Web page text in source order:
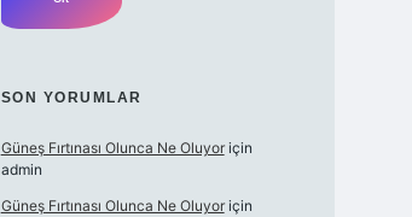
SON YORUMLAR
Güneş Fırtınası Olunca Ne Oluyoriçin
admin
Güneş Fırtınası Olunca Ne Oluyoriçin